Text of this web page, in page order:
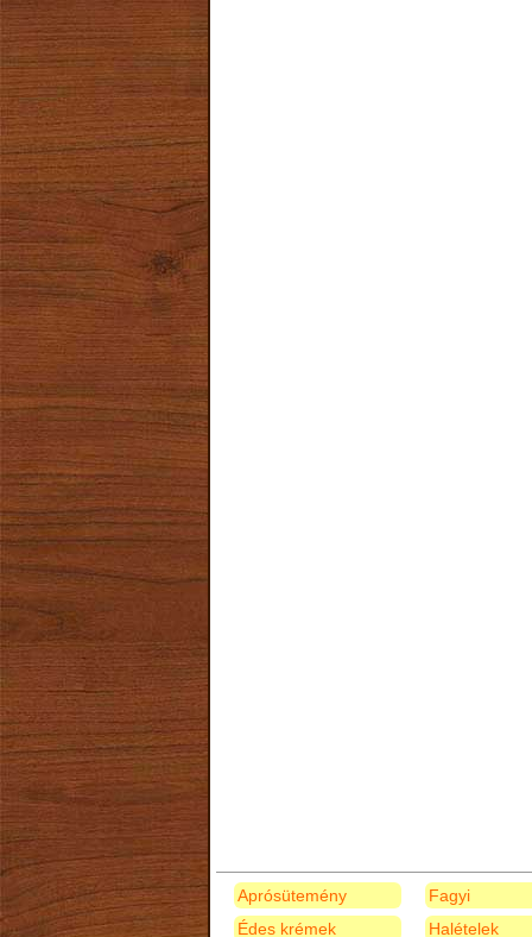
Aprósütemény
Édes krémek
Fagyi
Halételek